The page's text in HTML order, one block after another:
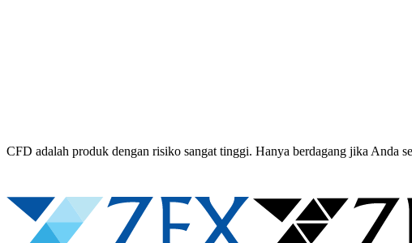
CFD adalah produk dengan risiko sangat tinggi. Hanya berdagang jika Anda